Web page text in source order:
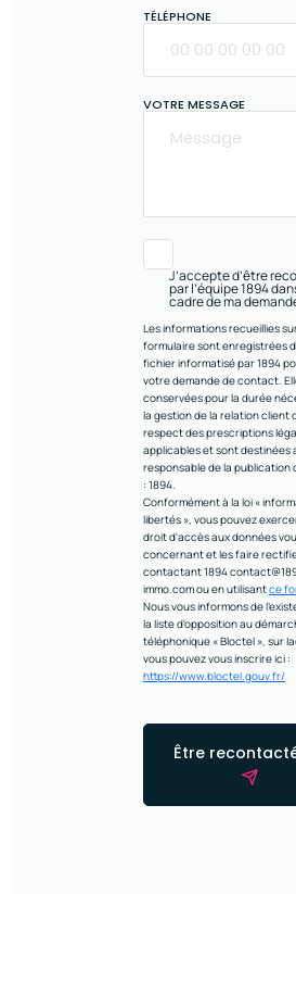
TÉLÉPHONE
VOTRE MESSAGE
J’accepte d’être
par l’équipe 1894
cadre de ma
Les informations recueillies
formulaire sont enregistrées
fichier informatisé par 1894
votre demande de contact.
conservées pour la durée
la gestion de la relation client
respect des prescriptions
applicables et sont destinées
responsable de la publication
: 1894.
Conformément à la loi «
libertés », vous pouvez
droit d'accès aux données
concernant et les faire
contactant 1894
immo.com ou en utilisantce
Nous vous informons de
la liste d'opposition au
téléphonique « Bloctel », sur
vous pouvez vous inscrire ici :
https://www.bloctel.gouv.fr/
Être